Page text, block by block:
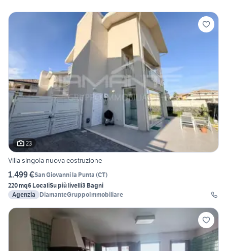
23
Villa singola nuova costruzione
1.499 €San Giovanni la Punta (CT)
220 mq6 LocaliSu più livelli3 Bagni
Agenzia
DiamanteGruppoImmobiliare